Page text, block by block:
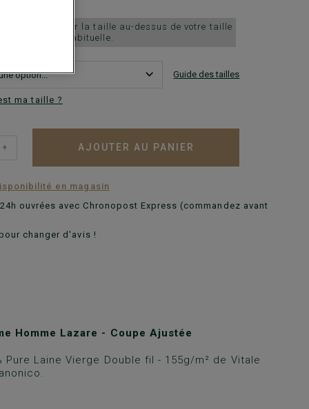
petit, choisir la taille au-dessus de votre taille
habituelle.
Guide des tailles
ma taille ?
+ AJOUTER AU PANIER
en magasin
ouvrées avec Chronopost Express (commandez avant
changer d'avis !
Homme Lazare - Coupe Ajustée
Pure Laine Vierge Double fil - 155g/m² de Vitale